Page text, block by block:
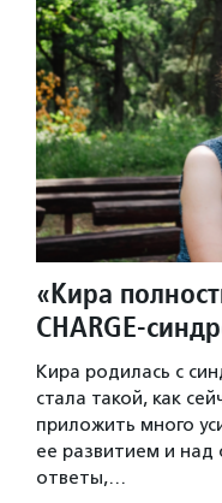
«Кира
CHARGE-
Кира родилась с
стала такой, как
приложить много
ее развитием и над
ответы,…